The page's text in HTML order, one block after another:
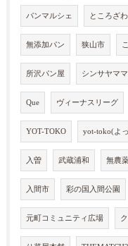
パンマルシェ ところざ
無添加パン 狭山市
所沢パン屋 シンサヤマ
Que ヴィーナスリーグ
YOT-TOKO yot-toko(よ
入曽 武蔵浦和 無農
入間市 彩の国入間公園
元町コミュニティ広場